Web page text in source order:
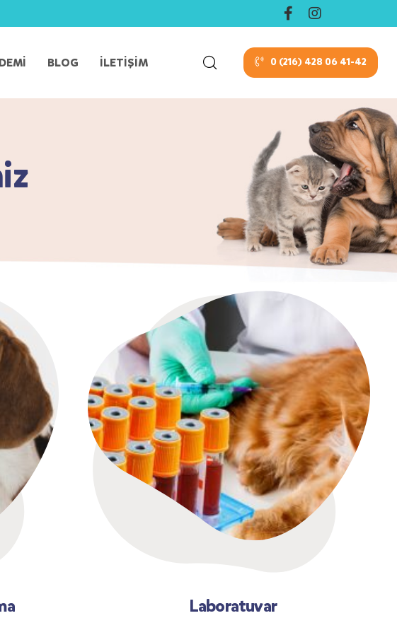
BLOG İLETIŞIM 0 (216) 428 06 41-42
Laboratuvar